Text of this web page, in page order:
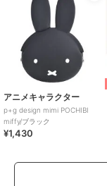
アニメキャラクター
p+g design mimi POCHIBI
miffy/ブラック
¥1,430